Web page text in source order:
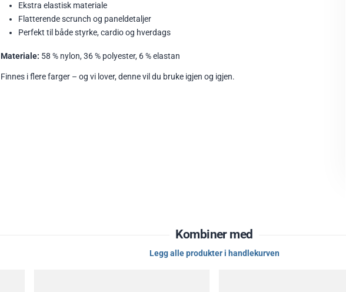
Ekstra elastisk materiale
Flatterende scrunch og paneldetaljer
Perfekt til både styrke, cardio og hverdags
Materiale: 58 % nylon, 36 % polyester, 6 % elastan
Finnes i flere farger – og vi lover, denne vil du bruke igjen og igjen.
Kombiner med
Legg alle produkter i handlekurven